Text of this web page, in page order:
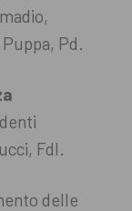
Pd.
FdI.
delle